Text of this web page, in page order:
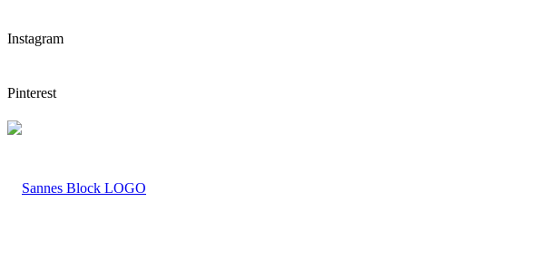
Instagram
Pinterest
LOGO